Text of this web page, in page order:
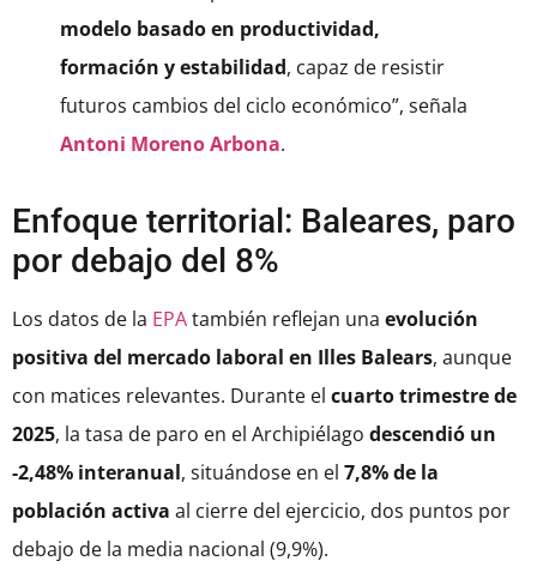
modelo basado en productividad,
formación y estabilidad, capaz de resistir
futuros cambios del ciclo económico”, señala
Antoni Moreno Arbona.
Enfoque territorial: Baleares, paro
por debajo del 8%
Los datos de la EPAtambién reflejan una evolución
positiva del mercado laboral en Illes Balears, aunque
con matices relevantes. Durante el cuarto trimestre de
2025, la tasa de paro en el Archipiélago descendió un
-2,48% interanual, situándose en el 7,8% de la
población activa al cierre del ejercicio, dos puntos por
debajo de la media nacional (9,9%).